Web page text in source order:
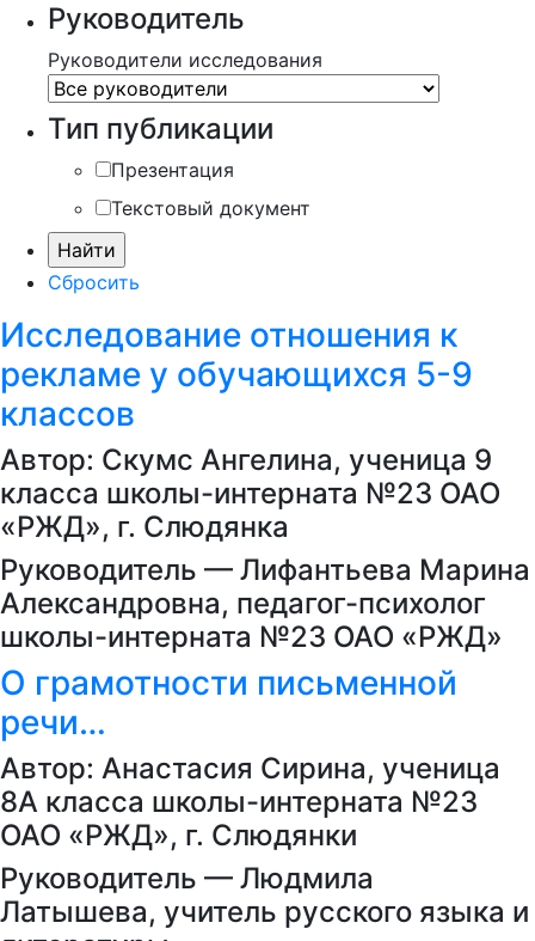
Руководитель
Руководители исследования
Тип публикации
Презентация
Текстовый документ
Сбросить
Исследование отношения к
рекламе у обучающихся 5-9
классов
Автор: Скумс Ангелина, ученица 9
класса школы-интерната №23 ОАО
«РЖД», г. Слюдянка
Руководитель — Лифантьева Марина
Александровна, педагог-психолог
школы-интерната №23 ОАО «РЖД»
О грамотности письменной
речи…
Автор: Анастасия Сирина, ученица
8А класса школы-интерната №23
ОАО «РЖД», г. Слюдянки
Руководитель — Людмила
Латышева, учитель русского языка и